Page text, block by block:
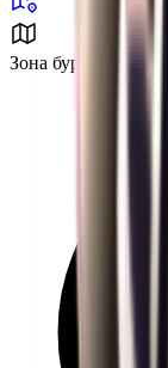
Зона бури B1